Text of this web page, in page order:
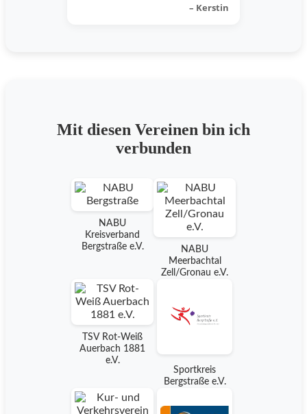
– Kerstin
Mit diesen Vereinen bin ich
verbunden
NABU
Kreisverband
Bergstraße e.V.
NABU
Meerbachtal
Zell/Gronau e.V.
TSV Rot-Weiß
Auerbach 1881
e.V.
Sportkreis
Bergstraße e.V.